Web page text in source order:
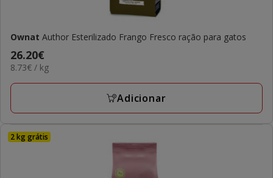
Ownat Author Esterilizado Frango Fresco ração para gatos
Preço
26.20€
26.20€
8.73€
KG
8.73€ / kg
Adicionar
2 kg grátis